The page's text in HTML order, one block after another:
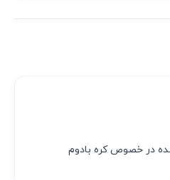
در خصوص کره بادوم